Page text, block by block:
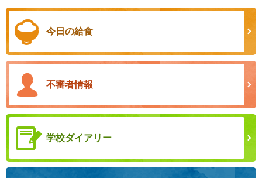
今日の給食
不審者情報
学校ダイアリー